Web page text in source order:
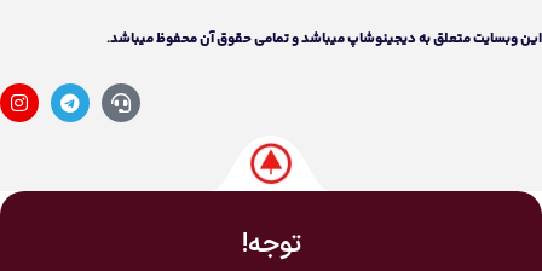
اين وبسايت متعلق به دیجینوشاپ ميباشد و تمامی حقوق آن محفوظ ميباشد.
توجه!